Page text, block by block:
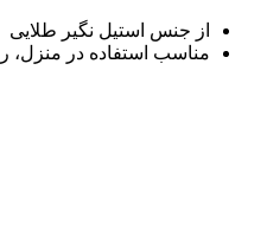
از جنس استیل نگیر طلایی
مناسب استفاده در